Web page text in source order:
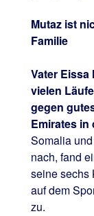
Mutaz ist
Familie
Vater Eissa
vielen
gegen
Emirates in
Somalia
nach, fand
seine sechs
auf dem
zu.